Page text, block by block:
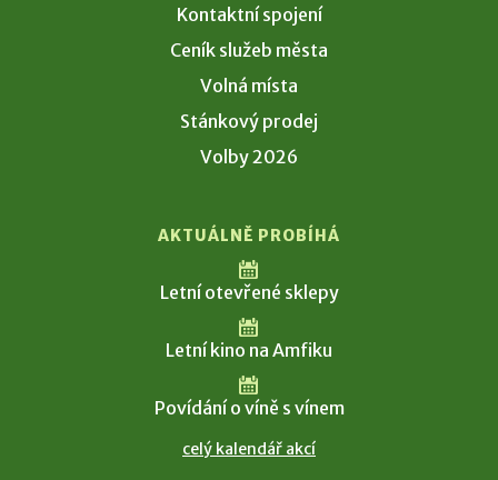
Kontaktní spojení
Ceník služeb města
Volná místa
Stánkový prodej
Volby 2026
AKTUÁLNĚ PROBÍHÁ
Letní otevřené sklepy
Letní kino na Amfiku
Povídání o víně s vínem
celý kalendář akcí